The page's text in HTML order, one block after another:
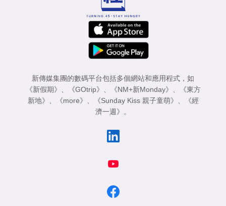
新傳媒集團的數碼平台包括多個網站和應用程式，如
《新假期》
《GOtrip》 《NM+新Monday》
《東方
新地》
《more》 《Sunday Kiss 親子童萌》
《經
濟一週》
。